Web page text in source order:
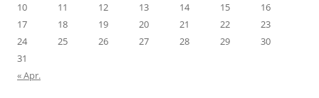
10
11 12 13 14 15
16
17
18 19 20 21 22
23
24
25 26 27 28 29
30
31
« Apr.